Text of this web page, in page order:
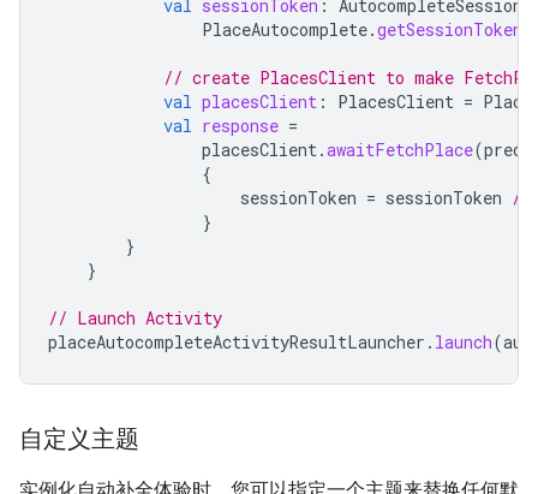
val sessionToken :
PlaceAutocomplete.
// create PlacesClient to make
val placesClient : PlacesClient =
val response =
placesClient .awaitFetchPlace(
{
sessionToken = sessionToken //
}
}
}
// Launch Activity
placeAutocompleteActivityResultLauncher . launch(
自定义主题
实例化自动补全体验时，您可以指定一个主题来替换任何默